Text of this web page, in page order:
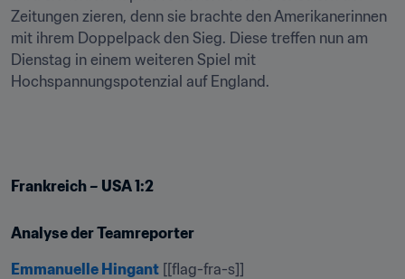
Zeitungen zieren, denn sie brachte den Amerikanerinnen
mit ihrem Doppelpack den Sieg. Diese treffen nun am
Dienstag in einem weiteren Spiel mit
Hochspannungspotenzial auf England.
Frankreich – USA 1:2
Analyse der Teamreporter
Emmanuelle Hingant